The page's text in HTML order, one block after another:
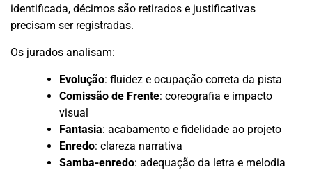
identificada, décimos são retirados e justificativas
precisam ser registradas.
Os jurados analisam:
Evolução: fluidez e ocupação correta da pista
Comissão de Frente: coreografia e impacto
visual
Fantasia: acabamento e fidelidade ao projeto
Enredo: clareza narrativa
Samba-enredo: adequação da letra e melodia